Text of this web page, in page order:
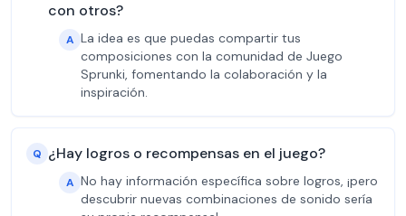
con otros?
A La idea es que puedas compartir tus
composiciones con la comunidad de Juego
Sprunki, fomentando la colaboración y la
inspiración.
Q ¿Hay logros o recompensas en el juego?
A No hay información específica sobre logros, ¡pero
descubrir nuevas combinaciones de sonido sería